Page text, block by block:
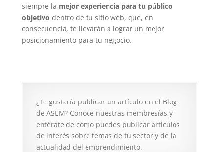
siempre la mejor experiencia para tu público
objetivo dentro de tu sitio web, que, en
consecuencia, te llevarán a lograr un mejor
posicionamiento para tu negocio.
¿Te gustaría publicar un artículo en el Blog
de ASEM? Conoce nuestras membresías y
entérate de cómo puedes publicar artículos
de interés sobre temas de tu sector y de la
actualidad del emprendimiento.